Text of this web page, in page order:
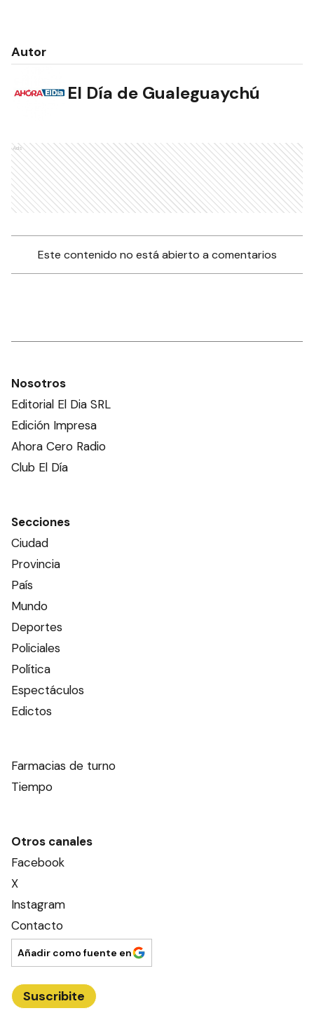
Autor
El Día de Gualeguaychú
Ads
Este contenido no está abierto a comentarios
Nosotros
Editorial El Dia SRL
Edición Impresa
Ahora Cero Radio
Club El Día
Secciones
Ciudad
Provincia
País
Mundo
Deportes
Policiales
Política
Espectáculos
Edictos
Farmacias de turno
Tiempo
Otros canales
Facebook
X
Instagram
Contacto
Añadir como fuente en
Suscribite